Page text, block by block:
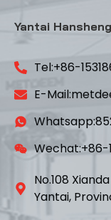
Yantai
Tel:+86-
E-
Wechat:+86-
No.108
Yantai,